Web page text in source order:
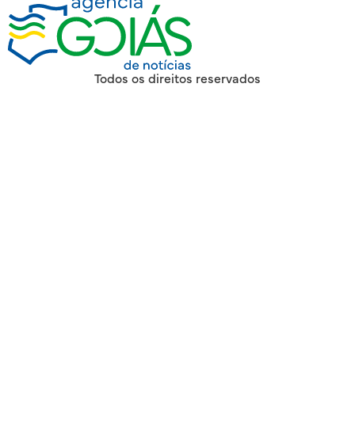
Todos os direitos reservados